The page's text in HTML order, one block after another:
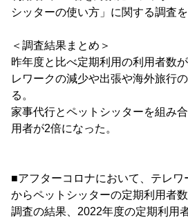
シッターの使い方」に関する調査を
＜調査結果まとめ＞
昨年度と比べ定期利用の利用者数
レワークの減少や出張や海外旅行
る。
家事代行とペットシッターを組み
用者が2倍になった。
■アフターコロナにおいて、テレワ
からペットシッターの定期利用者
調査の結果、2022年度の定期利用